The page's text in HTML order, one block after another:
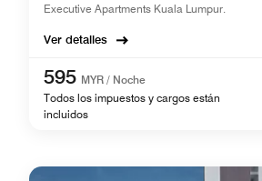
Executive Apartments Kuala Lumpur.
Ver detalles
595 MYR / Noche
Todos los impuestos y cargos están
incluidos